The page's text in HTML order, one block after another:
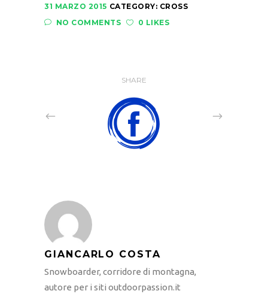
31 MARZO 2015 CATEGORY: CROSS
NO COMMENTS
0 LIKES
SHARE
GIANCARLO COSTA
Snowboarder, corridore di montagna,
autore per i siti outdoorpassion.it